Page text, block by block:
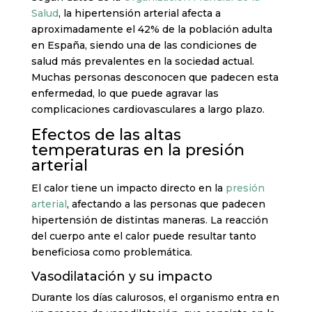
Salud, la hipertensión arterial afecta a
aproximadamente el 42% de la población adulta
en España, siendo una de las condiciones de
salud más prevalentes en la sociedad actual.
Muchas personas desconocen que padecen esta
enfermedad, lo que puede agravar las
complicaciones cardiovasculares a largo plazo.
Efectos de las altas
temperaturas en la presión
arterial
El calor tiene un impacto directo en la presión
arterial, afectando a las personas que padecen
hipertensión de distintas maneras. La reacción
del cuerpo ante el calor puede resultar tanto
beneficiosa como problemática.
Vasodilatación y su impacto
Durante los días calurosos, el organismo entra en